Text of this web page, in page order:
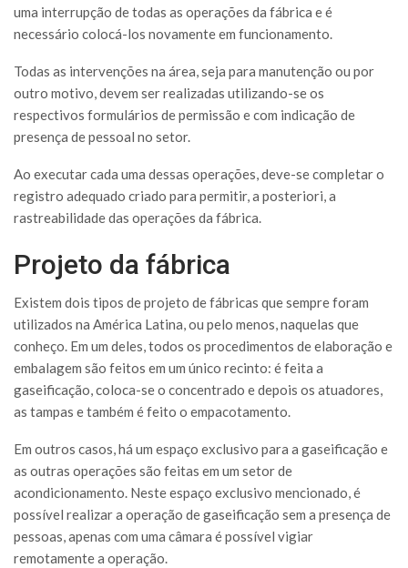
uma interrupção de todas as operações da fábrica e é
necessário colocá-los novamente em funcionamento.
Todas as intervenções na área, seja para manutenção ou por
outro motivo, devem ser realizadas utilizando-se os
respectivos formulários de permissão e com indicação de
presença de pessoal no setor.
Ao executar cada uma dessas operações, deve-se completar o
registro adequado criado para permitir, a posteriori, a
rastreabilidade das operações da fábrica.
Projeto da fábrica
Existem dois tipos de projeto de fábricas que sempre foram
utilizados na América Latina, ou pelo menos, naquelas que
conheço. Em um deles, todos os procedimentos de elaboração e
embalagem são feitos em um único recinto: é feita a
gaseificação, coloca-se o concentrado e depois os atuadores,
as tampas e também é feito o empacotamento.
Em outros casos, há um espaço exclusivo para a gaseificação e
as outras operações são feitas em um setor de
acondicionamento. Neste espaço exclusivo mencionado, é
possível realizar a operação de gaseificação sem a presença de
pessoas, apenas com uma câmara é possível vigiar
remotamente a operação.